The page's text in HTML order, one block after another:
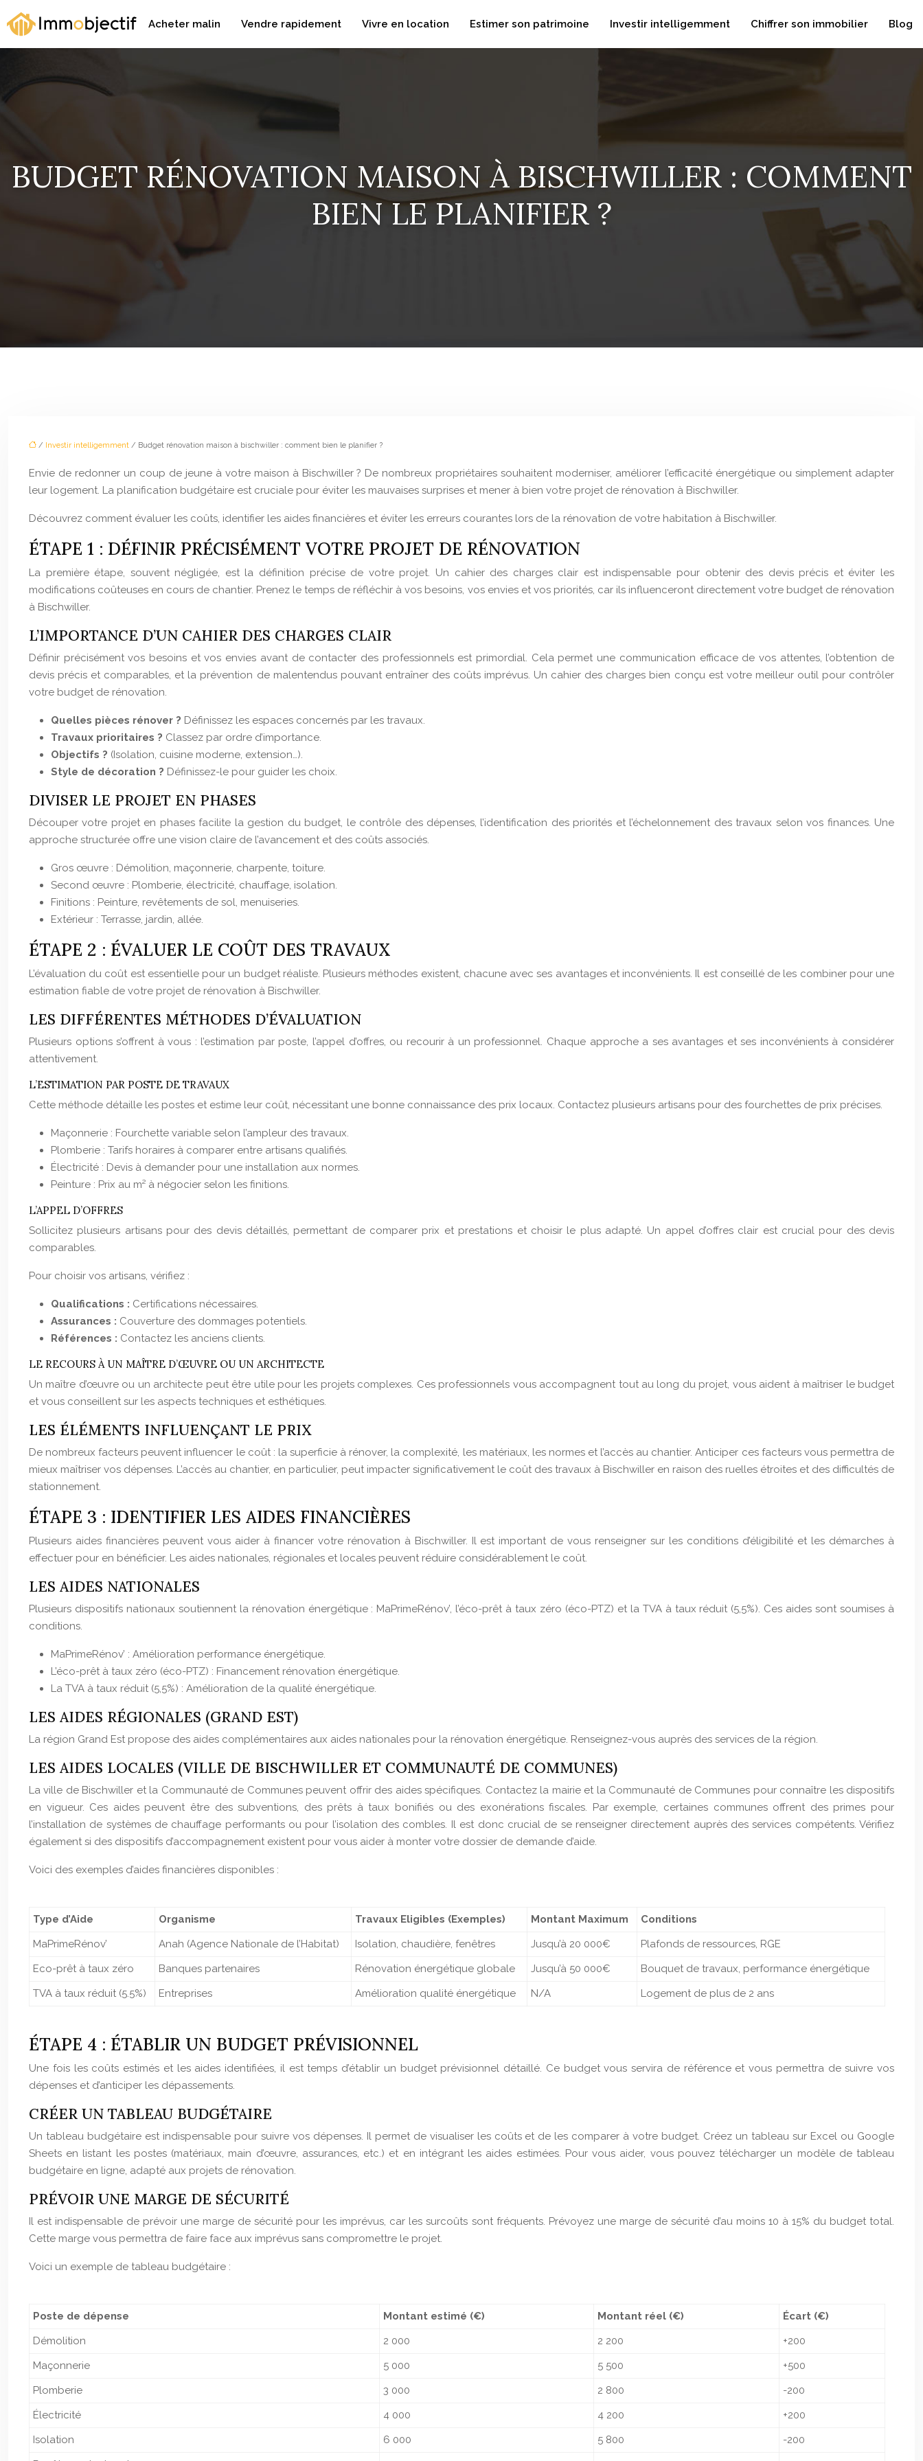
Acheter malin Vendre rapidement Vivre en location Estimer son patrimoine Investir intelligemment Chiffrer son immobilier Blog
BUDGET RÉNOVATION MAISON À BISCHWILLER : COMMENT
BIEN LE PLANIFIER ?
/ Investir intelligemment / Budget rénovation maison à bischwiller : comment bien le planifier ?
Envie de redonner un coup de jeune à votre maison à Bischwiller ? De nombreux propriétaires souhaitent moderniser, améliorer l’efficacité énergétique ou simplement adapter
leur logement. La planification budgétaire est cruciale pour éviter les mauvaises surprises et mener à bien votre projet de rénovation à Bischwiller.
Découvrez comment évaluer les coûts, identifier les aides financières et éviter les erreurs courantes lors de la rénovation de votre habitation à Bischwiller.
ÉTAPE 1 : DÉFINIR PRÉCISÉMENT VOTRE PROJET DE RÉNOVATION
La première étape, souvent négligée, est la définition précise de votre projet. Un cahier des charges clair est indispensable pour obtenir des devis précis et éviter les
modifications coûteuses en cours de chantier. Prenez le temps de réfléchir à vos besoins, vos envies et vos priorités, car ils influenceront directement votre budget de rénovation
à Bischwiller.
L’IMPORTANCE D’UN CAHIER DES CHARGES CLAIR
Définir précisément vos besoins et vos envies avant de contacter des professionnels est primordial. Cela permet une communication efficace de vos attentes, l’obtention de
devis précis et comparables, et la prévention de malentendus pouvant entraîner des coûts imprévus. Un cahier des charges bien conçu est votre meilleur outil pour contrôler
votre budget de rénovation.
Quelles pièces rénover ? Définissez les espaces concernés par les travaux.
Travaux prioritaires ? Classez par ordre d’importance.
Objectifs ? (Isolation, cuisine moderne, extension…).
Style de décoration ? Définissez-le pour guider les choix.
DIVISER LE PROJET EN PHASES
Découper votre projet en phases facilite la gestion du budget, le contrôle des dépenses, l’identification des priorités et l’échelonnement des travaux selon vos finances. Une
approche structurée offre une vision claire de l’avancement et des coûts associés.
Gros œuvre : Démolition, maçonnerie, charpente, toiture.
Second œuvre : Plomberie, électricité, chauffage, isolation.
Finitions : Peinture, revêtements de sol, menuiseries.
Extérieur : Terrasse, jardin, allée.
ÉTAPE 2 : ÉVALUER LE COÛT DES TRAVAUX
L’évaluation du coût est essentielle pour un budget réaliste. Plusieurs méthodes existent, chacune avec ses avantages et inconvénients. Il est conseillé de les combiner pour une
estimation fiable de votre projet de rénovation à Bischwiller.
LES DIFFÉRENTES MÉTHODES D’ÉVALUATION
Plusieurs options s’offrent à vous : l’estimation par poste, l’appel d’offres, ou recourir à un professionnel. Chaque approche a ses avantages et ses inconvénients à considérer
attentivement.
L’ESTIMATION PAR POSTE DE TRAVAUX
Cette méthode détaille les postes et estime leur coût, nécessitant une bonne connaissance des prix locaux. Contactez plusieurs artisans pour des fourchettes de prix précises.
Maçonnerie : Fourchette variable selon l’ampleur des travaux.
Plomberie : Tarifs horaires à comparer entre artisans qualifiés.
Électricité : Devis à demander pour une installation aux normes.
Peinture : Prix au m² à négocier selon les finitions.
L’APPEL D’OFFRES
Sollicitez plusieurs artisans pour des devis détaillés, permettant de comparer prix et prestations et choisir le plus adapté. Un appel d’offres clair est crucial pour des devis
comparables.
Pour choisir vos artisans, vérifiez :
Qualifications : Certifications nécessaires.
Assurances : Couverture des dommages potentiels.
Références : Contactez les anciens clients.
LE RECOURS À UN MAÎTRE D’ŒUVRE OU UN ARCHITECTE
Un maître d’œuvre ou un architecte peut être utile pour les projets complexes. Ces professionnels vous accompagnent tout au long du projet, vous aident à maîtriser le budget
et vous conseillent sur les aspects techniques et esthétiques.
LES ÉLÉMENTS INFLUENÇANT LE PRIX
De nombreux facteurs peuvent influencer le coût : la superficie à rénover, la complexité, les matériaux, les normes et l’accès au chantier. Anticiper ces facteurs vous permettra de
mieux maîtriser vos dépenses. L’accès au chantier, en particulier, peut impacter significativement le coût des travaux à Bischwiller en raison des ruelles étroites et des difficultés de
stationnement.
ÉTAPE 3 : IDENTIFIER LES AIDES FINANCIÈRES
Plusieurs aides financières peuvent vous aider à financer votre rénovation à Bischwiller. Il est important de vous renseigner sur les conditions d’éligibilité et les démarches à
effectuer pour en bénéficier. Les aides nationales, régionales et locales peuvent réduire considérablement le coût.
LES AIDES NATIONALES
Plusieurs dispositifs nationaux soutiennent la rénovation énergétique : MaPrimeRénov’, l’éco-prêt à taux zéro (éco-PTZ) et la TVA à taux réduit (5,5%). Ces aides sont soumises à
conditions.
MaPrimeRénov’ : Amélioration performance énergétique.
L’éco-prêt à taux zéro (éco-PTZ) : Financement rénovation énergétique.
La TVA à taux réduit (5,5%) : Amélioration de la qualité énergétique.
LES AIDES RÉGIONALES (GRAND EST)
La région Grand Est propose des aides complémentaires aux aides nationales pour la rénovation énergétique. Renseignez-vous auprès des services de la région.
LES AIDES LOCALES (VILLE DE BISCHWILLER ET COMMUNAUTÉ DE COMMUNES)
La ville de Bischwiller et la Communauté de Communes peuvent offrir des aides spécifiques. Contactez la mairie et la Communauté de Communes pour connaître les dispositifs
en vigueur. Ces aides peuvent être des subventions, des prêts à taux bonifiés ou des exonérations fiscales. Par exemple, certaines communes offrent des primes pour
l’installation de systèmes de chauffage performants ou pour l’isolation des combles. Il est donc crucial de se renseigner directement auprès des services compétents. Vérifiez
également si des dispositifs d’accompagnement existent pour vous aider à monter votre dossier de demande d’aide.
Voici des exemples d’aides financières disponibles :
Type d’Aide Organisme Travaux Eligibles (Exemples) Montant Maximum
Conditions
MaPrimeRénov’
Anah (Agence Nationale de l’Habitat) Isolation, chaudière, fenêtres Jusqu’à 20 000€
Plafonds de ressources, RGE
Eco-prêt à taux zéro
Banques partenaires Rénovation énergétique globale Jusqu’à 50 000€
Bouquet de travaux, performance énergétique
TVA à taux réduit (5.5%)
Entreprises Amélioration qualité énergétique N/A Logement de plus de 2 ans
ÉTAPE 4 : ÉTABLIR UN BUDGET PRÉVISIONNEL
Une fois les coûts estimés et les aides identifiées, il est temps d’établir un budget prévisionnel détaillé. Ce budget vous servira de référence et vous permettra de suivre vos
dépenses et d’anticiper les dépassements.
CRÉER UN TABLEAU BUDGÉTAIRE
Un tableau budgétaire est indispensable pour suivre vos dépenses. Il permet de visualiser les coûts et de les comparer à votre budget. Créez un tableau sur Excel ou Google
Sheets en listant les postes (matériaux, main d’œuvre, assurances, etc.) et en intégrant les aides estimées. Pour vous aider, vous pouvez télécharger un modèle de tableau
budgétaire en ligne, adapté aux projets de rénovation.
PRÉVOIR UNE MARGE DE SÉCURITÉ
Il est indispensable de prévoir une marge de sécurité pour les imprévus, car les surcoûts sont fréquents. Prévoyez une marge de sécurité d’au moins 10 à 15% du budget total.
Cette marge vous permettra de faire face aux imprévus sans compromettre le projet.
Voici un exemple de tableau budgétaire :
Poste de dépense Montant estimé (€) Montant réel (€)
Écart (€)
Démolition
2 000 2 200
+200
Maçonnerie
5 000 5 500
+500
Plomberie
3 000 2 800
-200
Électricité
4 000 4 200
+200
Isolation
6 000 5 800
-200